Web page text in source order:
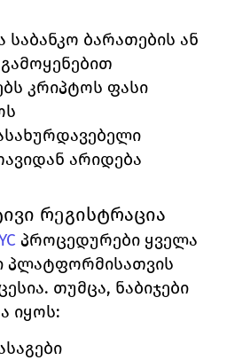
საბანკო ბარათების ან
კრიპტოს ფასი
არიდება
რეგისტრაცია
პროცედურები ყველა
პლატფორმისათვის
თუმცა, ნაბიჯები
იყოს: